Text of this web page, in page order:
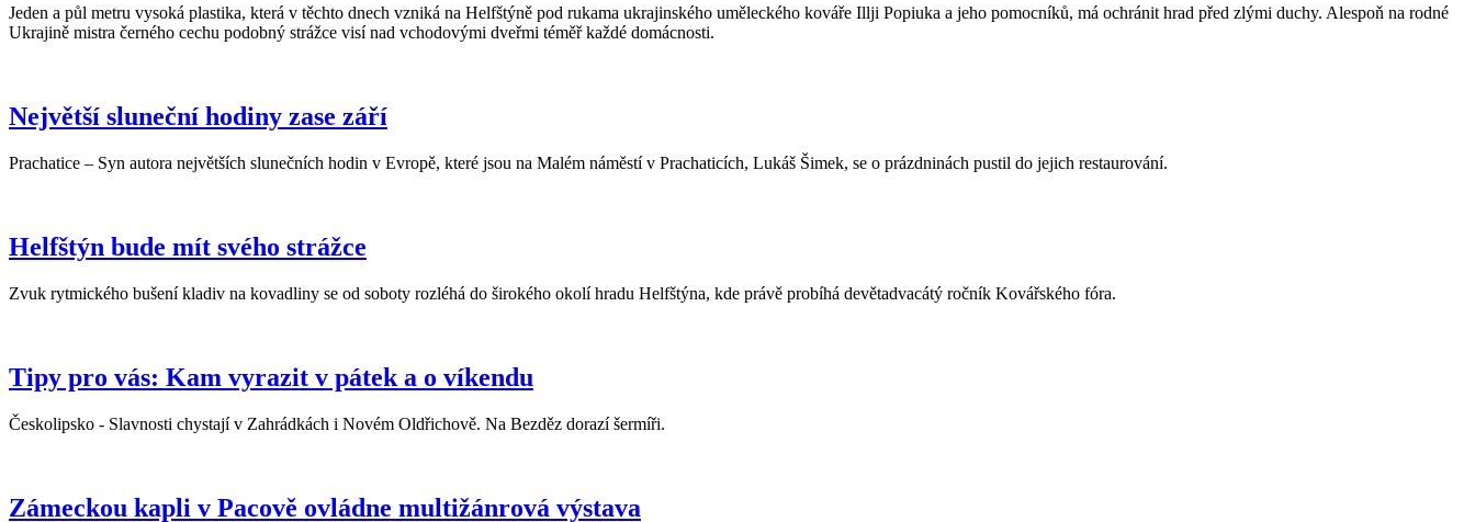
Jeden a půl metru vysoká plastika, která v těchto dnech vzniká na Helfštýně pod rukama ukrajinského uměleckého kováře Illji Popiuka a jeho pomocníků, má ochránit hrad před zlými duchy. Alespoň na rodné
Ukrajině mistra černého cechu podobný strážce visí nad vchodovými dveřmi téměř každé domácnosti.
Největší sluneční hodiny zase září
Prachatice – Syn autora největších slunečních hodin v Evropě, které jsou na Malém náměstí v Prachaticích, Lukáš Šimek, se o prázdninách pustil do jejich restaurování.
Helfštýn bude mít svého strážce
Zvuk rytmického bušení kladiv na kovadliny se od soboty rozléhá do širokého okolí hradu Helfštýna, kde právě probíhá devětadvacátý ročník Kovářského fóra.
Tipy pro vás: Kam vyrazit v pátek a o víkendu
Českolipsko - Slavnosti chystají v Zahrádkách i Novém Oldřichově. Na Bezděz dorazí šermíři.
Zámeckou kapli v Pacově ovládne multižánrová výstava